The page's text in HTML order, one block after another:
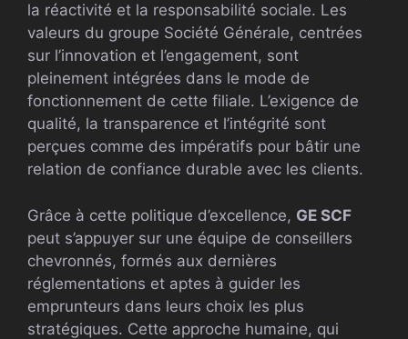
la réactivité et la responsabilité sociale. Les
valeurs du groupe Société Générale, centrées
sur l’innovation et l’engagement, sont
pleinement intégrées dans le mode de
fonctionnement de cette filiale. L’exigence de
qualité, la transparence et l’intégrité sont
perçues comme des impératifs pour bâtir une
relation de confiance durable avec les clients.
Grâce à cette politique d’excellence, GE SCF
peut s’appuyer sur une équipe de conseillers
chevronnés, formés aux dernières
réglementations et aptes à guider les
emprunteurs dans leurs choix les plus
stratégiques. Cette approche humaine, qui